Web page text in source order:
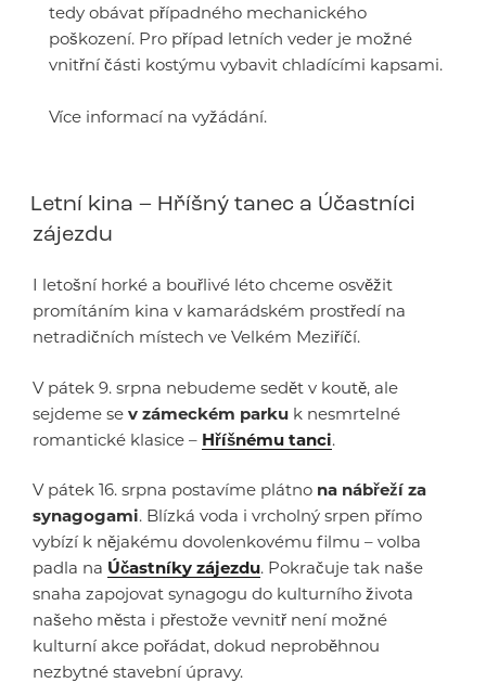
tedy obávat případného mechanického
poškození. Pro případ letních veder je možné
vnitřní části kostýmu vybavit chladícími kapsami.
Více informací na vyžádání.
Letní kina – Hříšný tanec a Účastníci
zájezdu
I letošní horké a bouřlivé léto chceme osvěžit
promítáním kina v kamarádském prostředí na
netradičních místech ve Velkém Meziříčí.
V pátek 9. srpna nebudeme sedět v koutě, ale
sejdeme se v zámeckém parku k nesmrtelné
romantické klasice – Hříšnému tanci.
V pátek 16. srpna postavíme plátno na nábřeží za
synagogami. Blízká voda i vrcholný srpen přímo
vybízí k nějakému dovolenkovému filmu – volba
padla na Účastníky zájezdu. Pokračuje tak naše
snaha zapojovat synagogu do kulturního života
našeho města i přestože vevnitř není možné
kulturní akce pořádat, dokud neproběhnou
nezbytné stavební úpravy.